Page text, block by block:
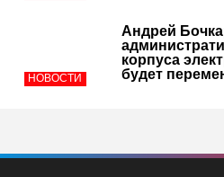
НОВОСТИ
Андрей
корпуса
будет